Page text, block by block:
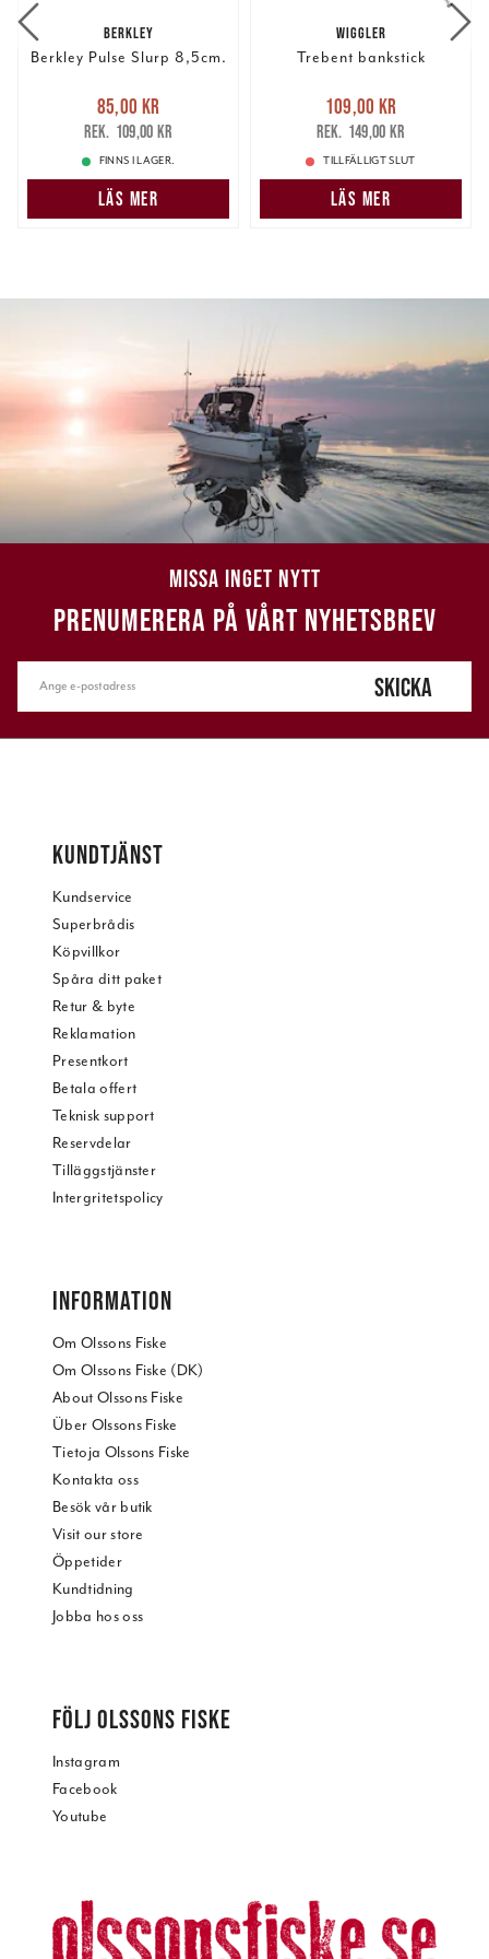
BERKLEY
Berkley Pulse Slurp 8,5cm.
Nuvarande pris
85,00 krTidigare pris
109,00 kr
85,00 kr
109,00 kr
FINNS I LAGER.
LÄS MER
WIGGLER
Trebent bankstick
Nuvarande pris
109,00 krTidigare pris
149,00 kr
109,00 kr
149,00 kr
TILLFÄLLIGT SLUT
LÄS MER
MISSA INGET NYTT
PRENUMERERA PÅ VÅRT NYHETSBREV
SKICKA
KUNDTJÄNST
Kundservice
Superbrådis
Köpvillkor
Spåra ditt paket
Retur & byte
Reklamation
Presentkort
Betala offert
Teknisk support
Reservdelar
Tilläggstjänster
Intergritetspolicy
INFORMATION
Om Olssons Fiske
Om Olssons Fiske (DK)
About Olssons Fiske
Über Olssons Fiske
Tietoja Olssons Fiske
Kontakta oss
Besök vår butik
Visit our store
Öppetider
Kundtidning
Jobba hos oss
FÖLJ OLSSONS FISKE
Instagram
Facebook
Youtube